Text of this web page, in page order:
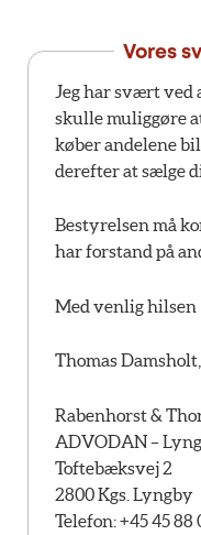
Vores
Jeg har svært ved
skulle muliggøre
køber andelene
derefter at sælge
Bestyrelsen må
har forstand på
Med venlig hilsen
Thomas
Rabenhorst &
ADVODAN –
Toftebæksvej 2
2800 Kgs. Lyngby
Telefon: +45 45 88